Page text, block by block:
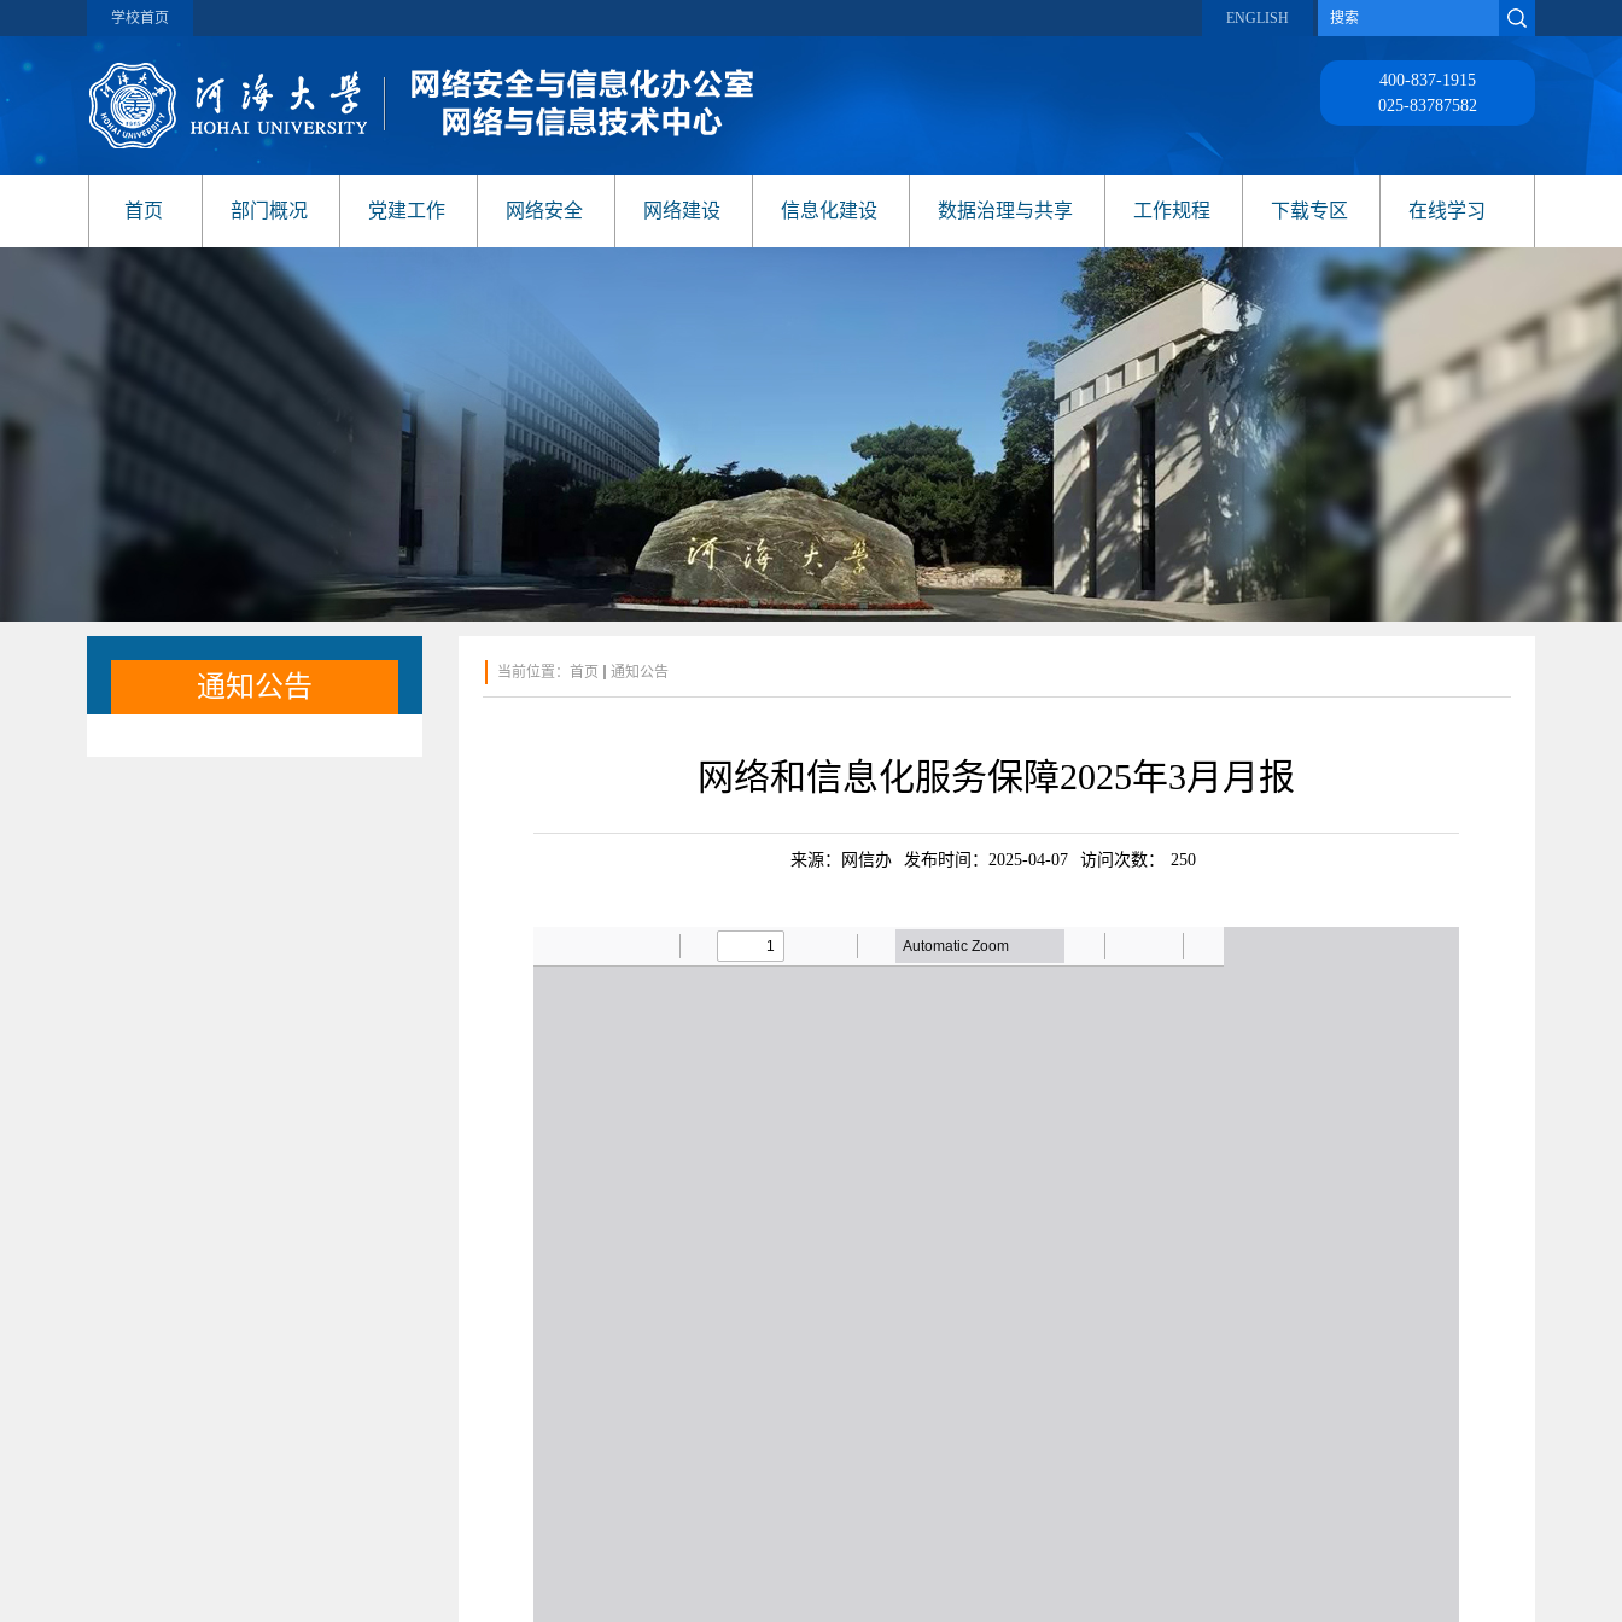
学校首页 ENGLISH
400-837-1915
025-83787582
首页 部门概况 党建工作 网络安全 网络建设 信息化建设 数据治理与共享 工作规程 下载专区 在线学习
通知公告 当前位置： 首页 通知公告
网络和信息化服务保障2025年3月月报
来源：网信办 发布时间：2025-04-07 访问次数： 250